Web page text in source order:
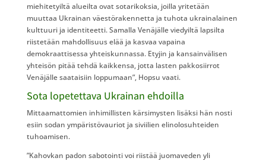
miehitetyiltä alueilta ovat sotarikoksia, joilla yritetään
muuttaa Ukrainan väestörakennetta ja tuhota ukrainalainen
kulttuuri ja identiteetti. Samalla Venäjälle viedyiltä lapsilta
riistetään mahdollisuus elää ja kasvaa vapaina
demokraattisessa yhteiskunnassa. Etyjin ja kansainvälisen
yhteisön pitää tehdä kaikkensa, jotta lasten pakkosiirrot
Venäjälle saataisiin loppumaan”, Hopsu vaati.
Sota lopetettava Ukrainan ehdoilla
Mittaamattomien inhimillisten kärsimysten lisäksi hän nosti
esiin sodan ympäristövauriot ja siviilien elinolosuhteiden
tuhoamisen.
”Kahovkan padon sabotointi voi riistää juomaveden yli